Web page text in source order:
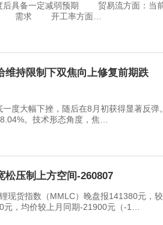
具备一定减弱预期 贸易流方面：当
期 需求 开工率方面…
维持限制下双焦向上修复前期跌
幅下挫，随后在8月初获得显著反弹。
。技术形态角度，焦…
压制上方空间-260807
指数（MMLC）晚盘报141380元，较
元，均价较上月同期-21900元（-1…